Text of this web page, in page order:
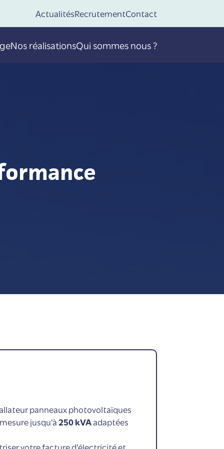
ActualitésRecrutementContact
Nos réalisationsQui sommes nous ?
panneaux photovoltaïques
jusqu’à250 kVAadaptées